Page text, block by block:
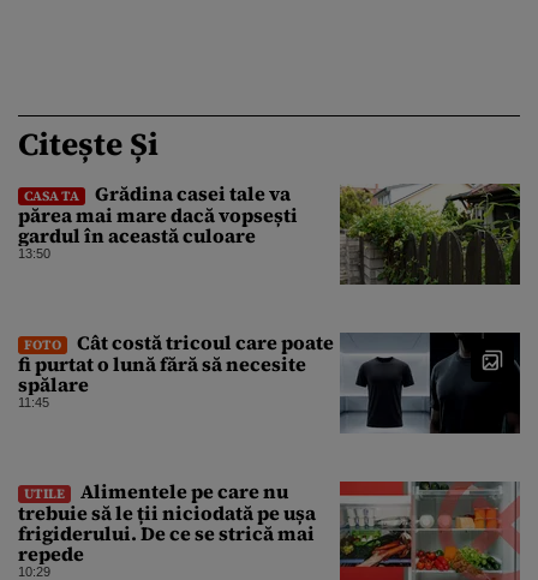
Citește Și
CASA TA
Grădina casei tale va
părea mai mare dacă vopsești
gardul în această culoare
13:50
FOTO
Cât costă tricoul care poate
fi purtat o lună fără să necesite
spălare
11:45
UTILE
Alimentele pe care nu
trebuie să le ții niciodată pe ușa
frigiderului. De ce se strică mai
repede
10:29